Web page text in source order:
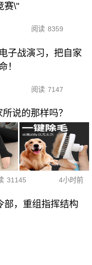
赛\"
阅读 8359
子战演习，把自家
！
阅读 7147
说的那样吗？
31145 4小时前
部，重组指挥结构